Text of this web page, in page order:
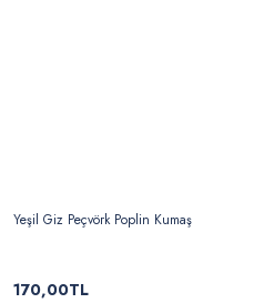
Yeşil Giz Peçvörk Poplin Kumaş
170,00TL